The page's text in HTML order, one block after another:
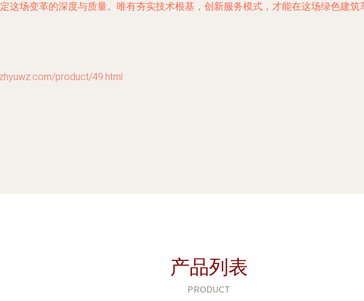
这场变革的深度与质量。唯有夯实技术根基，创新服务模式，才能在这场绿色建
product/49.html
产品列表
PRODUCT